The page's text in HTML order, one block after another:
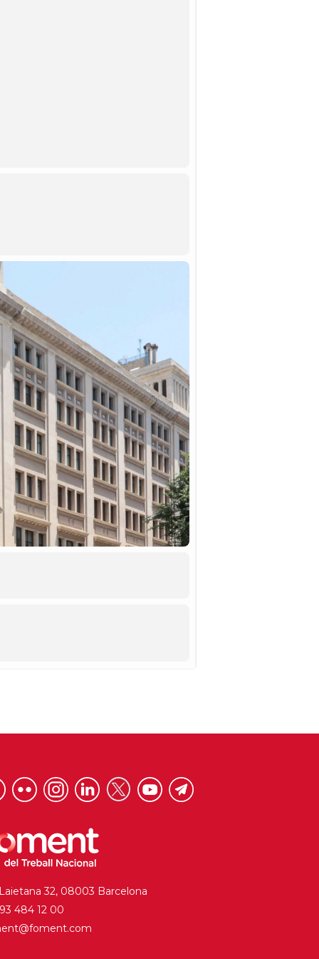
32, 08003 Barcelona
484 12 00